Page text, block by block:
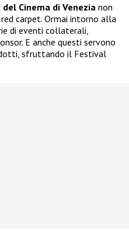
Cinema di Venezia non
carpet. Ormai intorno alla
di eventi collaterali,
E anche questi servono
sfruttando il Festival